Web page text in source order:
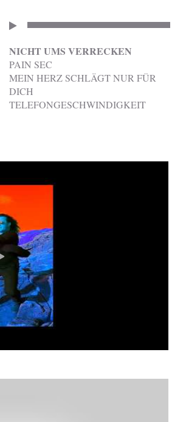
NICHT UMS VERRECKEN
PAIN SEC
MEIN HERZ SCHLÄGT NUR FÜR
DICH
TELEFONGESCHWINDIGKEIT